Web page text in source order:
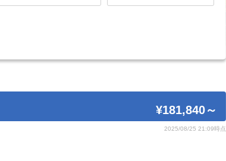
¥181,840～
2025/08/25 21:09時点